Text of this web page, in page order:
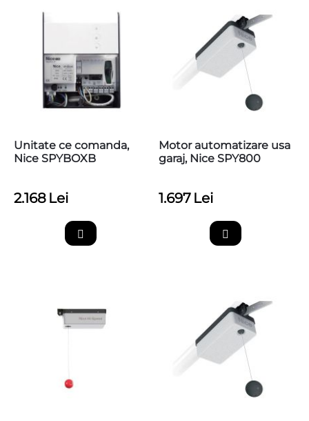
Unitate ce comanda,
Nice SPYBOXB
2.168 Lei
Motor automatizare usa
garaj, Nice SPY800
1.697 Lei